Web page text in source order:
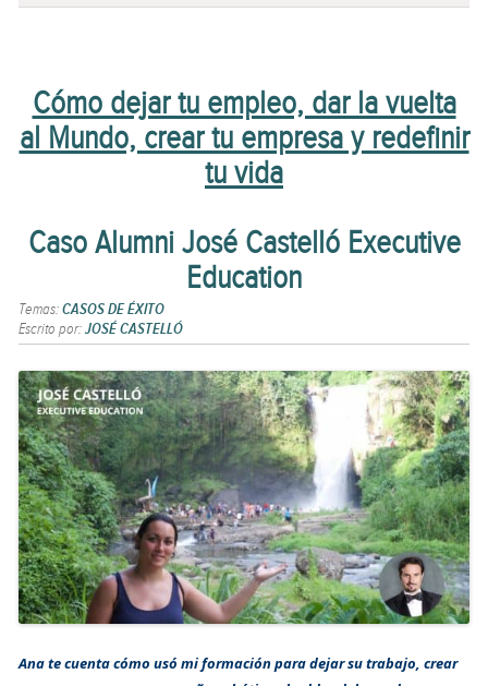
Cómo dejar tu empleo, dar la vuelta
al Mundo, crear tu empresa y redefinir
tu vida
Caso Alumni José Castelló Executive
Education
Temas:CASOS DE ÉXITO
Escrito por:JOSÉ CASTELLÓ
Ana te cuenta cómo usó mi formación para dejar su trabajo, crear